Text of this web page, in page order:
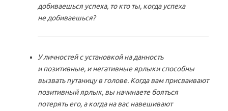
добиваешься успеха, то кто ты, когда успеха
не добиваешься?
У личностей с установкой на данность
и позитивные, и негативные ярлыки способны
вызвать путаницу в голове. Когда вам присваивают
позитивный ярлык, вы начинаете бояться
потерять его, а когда на вас навешивают